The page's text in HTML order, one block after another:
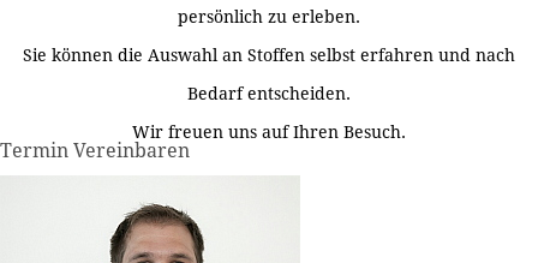
persönlich zu erleben.
Sie können die Auswahl an Stoffen selbst erfahren und nach
Bedarf entscheiden.
Wir freuen uns auf Ihren Besuch.
Termin Vereinbaren